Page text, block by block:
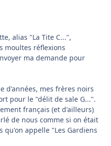
alias "La Tite C...",
moultes réflexions
ma demande pour
d'années, mes frères noirs
pour le "délit de sale G...".
français (et d'ailleurs)
de nous comme si on était
qu'on appelle "Les Gardiens